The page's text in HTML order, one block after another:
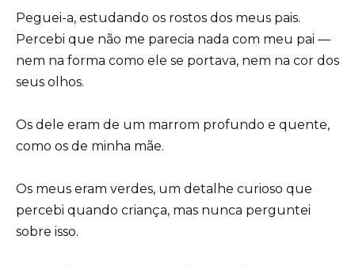
Peguei-a, estudando os rostos dos meus pais.
Percebi que não me parecia nada com meu pai —
nem na forma como ele se portava, nem na cor dos
seus olhos.
Os dele eram de um marrom profundo e quente,
como os de minha mãe.
Os meus eram verdes, um detalhe curioso que
percebi quando criança, mas nunca perguntei
sobre isso.